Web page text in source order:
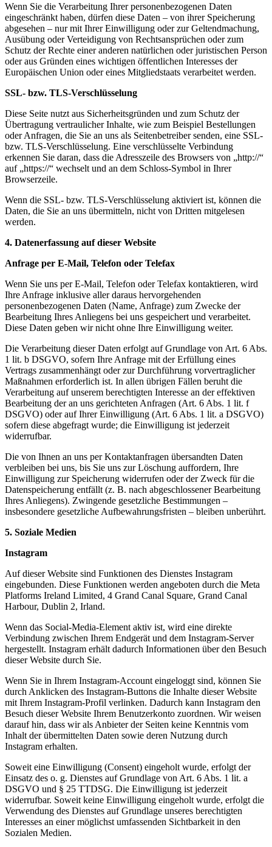
Wenn Sie die Verarbeitung Ihrer personenbezogenen Daten
eingeschränkt haben, dürfen diese Daten – von ihrer Speicherung
abgesehen – nur mit Ihrer Einwilligung oder zur Geltendmachung,
Ausübung oder Verteidigung von Rechtsansprüchen oder zum
Schutz der Rechte einer anderen natürlichen oder juristischen Person
oder aus Gründen eines wichtigen öffentlichen Interesses der
Europäischen Union oder eines Mitgliedstaats verarbeitet werden.
SSL- bzw. TLS-Verschlüsselung
Diese Seite nutzt aus Sicherheitsgründen und zum Schutz der
Übertragung vertraulicher Inhalte, wie zum Beispiel Bestellungen
oder Anfragen, die Sie an uns als Seitenbetreiber senden, eine SSL-
bzw. TLS-Verschlüsselung. Eine verschlüsselte Verbindung
erkennen Sie daran, dass die Adresszeile des Browsers von „http://“
auf „https://“ wechselt und an dem Schloss-Symbol in Ihrer
Browserzeile.
Wenn die SSL- bzw. TLS-Verschlüsselung aktiviert ist, können die
Daten, die Sie an uns übermitteln, nicht von Dritten mitgelesen
werden.
4. Datenerfassung auf dieser Website
Anfrage per E-Mail, Telefon oder Telefax
Wenn Sie uns per E-Mail, Telefon oder Telefax kontaktieren, wird
Ihre Anfrage inklusive aller daraus hervorgehenden
personenbezogenen Daten (Name, Anfrage) zum Zwecke der
Bearbeitung Ihres Anliegens bei uns gespeichert und verarbeitet.
Diese Daten geben wir nicht ohne Ihre Einwilligung weiter.
Die Verarbeitung dieser Daten erfolgt auf Grundlage von Art. 6 Abs.
1 lit. b DSGVO, sofern Ihre Anfrage mit der Erfüllung eines
Vertrags zusammenhängt oder zur Durchführung vorvertraglicher
Maßnahmen erforderlich ist. In allen übrigen Fällen beruht die
Verarbeitung auf unserem berechtigten Interesse an der effektiven
Bearbeitung der an uns gerichteten Anfragen (Art. 6 Abs. 1 lit. f
DSGVO) oder auf Ihrer Einwilligung (Art. 6 Abs. 1 lit. a DSGVO)
sofern diese abgefragt wurde; die Einwilligung ist jederzeit
widerrufbar.
Die von Ihnen an uns per Kontaktanfragen übersandten Daten
verbleiben bei uns, bis Sie uns zur Löschung auffordern, Ihre
Einwilligung zur Speicherung widerrufen oder der Zweck für die
Datenspeicherung entfällt (z. B. nach abgeschlossener Bearbeitung
Ihres Anliegens). Zwingende gesetzliche Bestimmungen –
insbesondere gesetzliche Aufbewahrungsfristen – bleiben unberührt.
5. Soziale Medien
Instagram
Auf dieser Website sind Funktionen des Dienstes Instagram
eingebunden. Diese Funktionen werden angeboten durch die Meta
Platforms Ireland Limited, 4 Grand Canal Square, Grand Canal
Harbour, Dublin 2, Irland.
Wenn das Social-Media-Element aktiv ist, wird eine direkte
Verbindung zwischen Ihrem Endgerät und dem Instagram-Server
hergestellt. Instagram erhält dadurch Informationen über den Besuch
dieser Website durch Sie.
Wenn Sie in Ihrem Instagram-Account eingeloggt sind, können Sie
durch Anklicken des Instagram-Buttons die Inhalte dieser Website
mit Ihrem Instagram-Profil verlinken. Dadurch kann Instagram den
Besuch dieser Website Ihrem Benutzerkonto zuordnen. Wir weisen
darauf hin, dass wir als Anbieter der Seiten keine Kenntnis vom
Inhalt der übermittelten Daten sowie deren Nutzung durch
Instagram erhalten.
Soweit eine Einwilligung (Consent) eingeholt wurde, erfolgt der
Einsatz des o. g. Dienstes auf Grundlage von Art. 6 Abs. 1 lit. a
DSGVO und § 25 TTDSG. Die Einwilligung ist jederzeit
widerrufbar. Soweit keine Einwilligung eingeholt wurde, erfolgt die
Verwendung des Dienstes auf Grundlage unseres berechtigten
Interesses an einer möglichst umfassenden Sichtbarkeit in den
Sozialen Medien.